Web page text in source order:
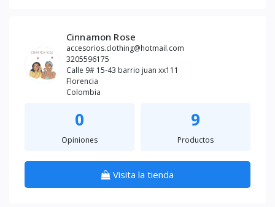
Cinnamon Rose
accesorios.clothing@hotmail.com
3205596175
Calle 9# 15-43 barrio juan xx111
Florencia
Colombia
0
Opiniones
9
Productos
Visita la tienda